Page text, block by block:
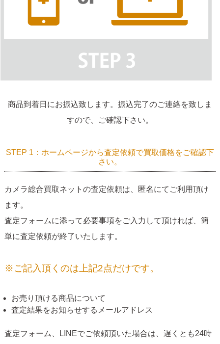
商品到着日にお振込致します。振込完了のご連絡を致しま
すので、ご確認下さい。
STEP 1：ホームページから査定依頼で買取価格をご確認下
さい。
カメラ総合買取ネットの査定依頼は、匿名にてご利用頂け
ます。
査定フォームに添って必要事項をご入力して頂ければ、簡
単に査定依頼が終了いたします。
※ご記入頂くのは上記2点だけです。
お売り頂ける商品について
査定結果をお知らせするメールアドレス
査定フォーム、LINEでご依頼頂いた場合は、遅くとも24時